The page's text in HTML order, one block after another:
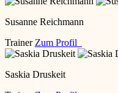
Susanne Reichmann
Trainer Zum Profil
Saskia Druskeit